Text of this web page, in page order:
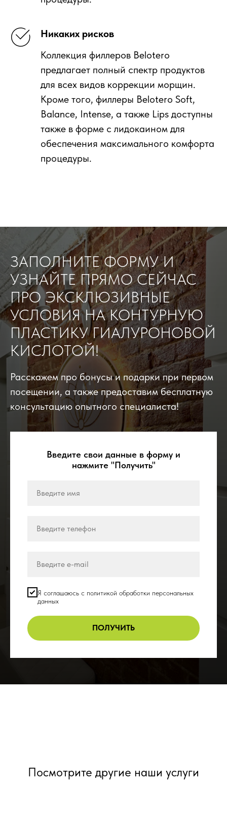
Никаких рисков
Коллекция филлеров Belotero
предлагает полный спектр продуктов
для всех видов коррекции морщин.
Кроме того, филлеры Belotero Soft,
Balance, Intense, а также Lips доступны
также в форме с лидокаином для
обеспечения максимального комфорта
процедуры.
ЗАПОЛНИТЕ ФОРМУ И
УЗНАЙТЕ ПРЯМО СЕЙЧАС
ПРО ЭКСКЛЮЗИВНЫЕ
УСЛОВИЯ НА КОНТУРНУЮ
ПЛАСТИКУ ГИАЛУРОНОВОЙ
КИСЛОТОЙ!
Расскажем про бонусы и подарки при первом
посещении, а также предоставим бесплатную
консультацию опытного специалиста!
Введите свои данные в форму и
нажмите "Получить"
Я соглашаюсь с политикой обработки персональных
данных
ПОЛУЧИТЬ
Посмотрите другие наши услуги